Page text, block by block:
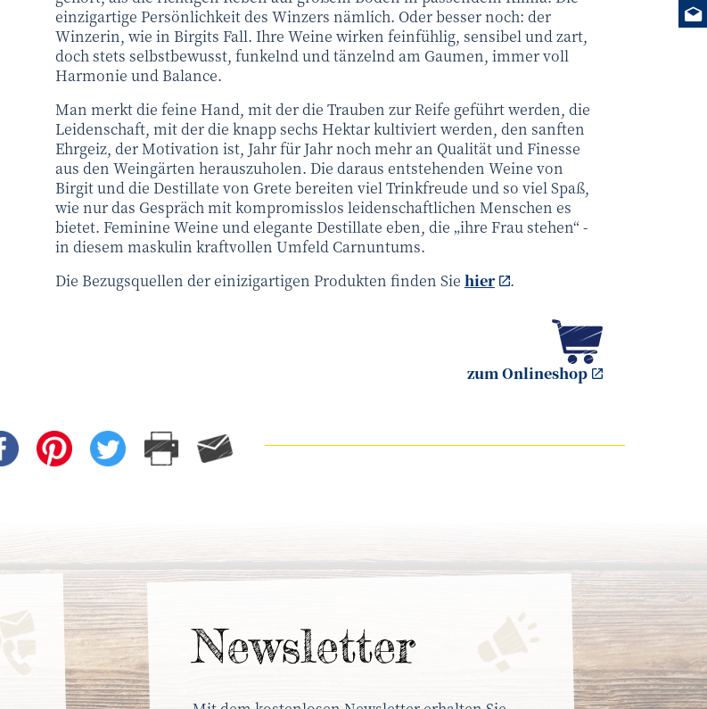
einzigartige Persönlichkeit des Winzers nämlich. Oder besser noch: der
Winzerin, wie in Birgits Fall. Ihre Weine wirken feinfühlig, sensibel und zart,
doch stets selbstbewusst, funkelnd und tänzelnd am Gaumen, immer voll
Harmonie und Balance.
Man merkt die feine Hand, mit der die Trauben zur Reife geführt werden, die
Leidenschaft, mit der die knapp sechs Hektar kultiviert werden, den sanften
Ehrgeiz, der Motivation ist, Jahr für Jahr noch mehr an Qualität und Finesse
aus den Weingärten herauszuholen. Die daraus entstehenden Weine von
Birgit und die Destillate von Grete bereiten viel Trinkfreude und so viel Spaß,
wie nur das Gespräch mit kompromisslos leidenschaftlichen Menschen es
bietet. Feminine Weine und elegante Destillate eben, die „ihre Frau stehen“ -
in diesem maskulin kraftvollen Umfeld Carnuntums.
Die Bezugsquellen der einizigartigen Produkten finden Sie hier .
zum Onlineshop
News­letter